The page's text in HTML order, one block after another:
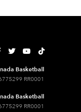
  
Basketball
RR0001
Basketball
RR0001